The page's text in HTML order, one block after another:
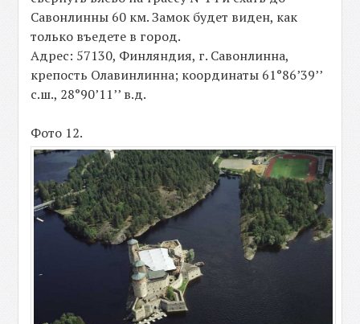
Савонлинны 60 км. Замок будет виден, как
только въедете в город.
Адрес: 57130, Финляндия, г. Савонлинна,
крепость Олавинлинна; координаты 61°86’39’’
с.ш., 28°90’11’’ в.д.
Фото 12.